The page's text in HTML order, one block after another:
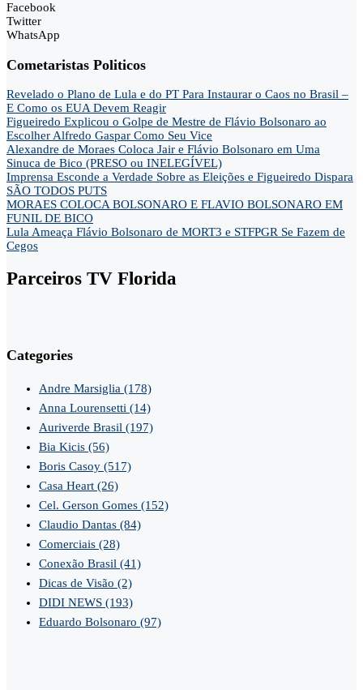
Facebook
Twitter
WhatsApp
Cometaristas Politicos
Revelado o Plano de Lula e do PT Para Instaurar o Caos no Brasil –
E Como os EUA Devem Reagir
Figueiredo Explicou o Golpe de Mestre de Flávio Bolsonaro ao
Escolher Alfredo Gaspar Como Seu Vice
Alexandre de Moraes Coloca Jair e Flávio Bolsonaro em Uma
Sinuca de Bico (PRESO ou INELEGÍVEL)
Imprensa Esconde a Verdade Sobre as Eleições e Figueiredo Dispara
SÃO TODOS PUTS
MORAES COLOCA BOLSONARO E FLAVIO BOLSONARO EM
FUNIL DE BICO
Lula Ameaça Flávio Bolsonaro de MORT3 e STFPGR Se Fazem de
Cegos
Parceiros TV Florida
Categories
Andre Marsiglia (178)
Anna Lourensetti (14)
Auriverde Brasil (197)
Bia Kicis (56)
Boris Casoy (517)
Casa Heart (26)
Cel. Gerson Gomes (152)
Claudio Dantas (84)
Comerciais (28)
Conexão Brasil (41)
Dicas de Visão (2)
DIDI NEWS (193)
Eduardo Bolsonaro (97)